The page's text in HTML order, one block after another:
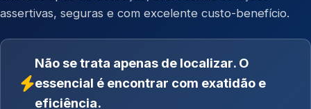
assertivas, seguras e com excelente custo-benefício.
Não se trata apenas de localizar. O
essencial é encontrar com exatidão e
eficiência.